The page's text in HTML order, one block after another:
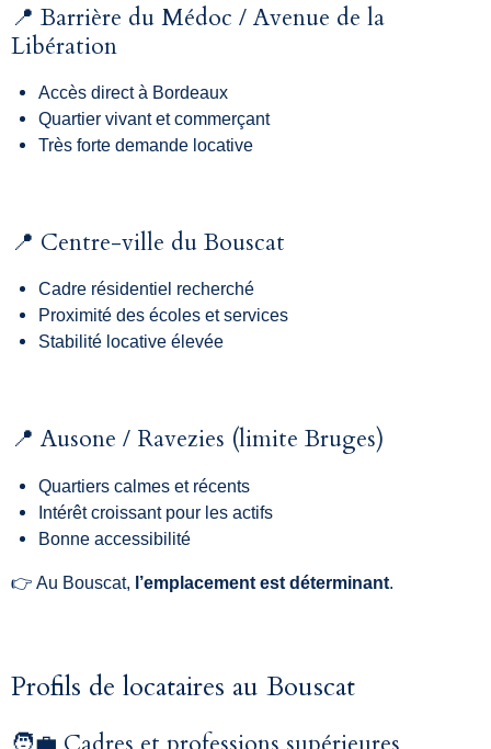
📍 Barrière du Médoc / Avenue de la
Libération
Accès direct à Bordeaux
Quartier vivant et commerçant
Très forte demande locative
📍 Centre-ville du Bouscat
Cadre résidentiel recherché
Proximité des écoles et services
Stabilité locative élevée
📍 Ausone / Ravezies (limite Bruges)
Quartiers calmes et récents
Intérêt croissant pour les actifs
Bonne accessibilité
👉 Au Bouscat, l’emplacement est déterminant.
Profils de locataires au Bouscat